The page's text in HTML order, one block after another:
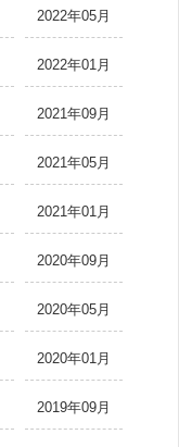
2022年05月
2022年01月
2021年09月
2021年05月
2021年01月
2020年09月
2020年05月
2020年01月
2019年09月